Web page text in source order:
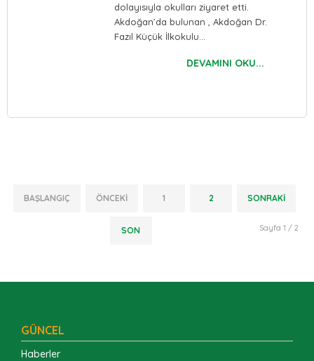
dolayısıyla okulları ziyaret etti.
Akdoğan’da bulunan , Akdoğan Dr.
Fazıl Küçük İlkokulu…
DEVAMINI OKU...
BAŞLANGIÇ ÖNCEKI 1 2 SONRAKI
SON Sayfa 1 / 2
GÜNCEL
Haberler